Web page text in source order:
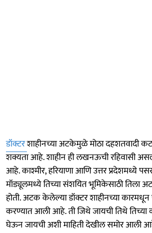
डॉक्टरशाहीनच्या अटकेमुळे मोठा दहशतवादी
शक्यता आहे. शाहीन ही लखनऊची रहिवासी
आहे. काश्मीर, हरियाणा आणि उत्तर प्रदेशमध्ये
मॉड्यूलमध्ये तिच्या संशयित भूमिकेसाठी तिला
होती. अटक केलेल्या डॉक्टर शाहीनच्या
करण्यात आली आहे. ती जिथे जायची तिथे
घेऊन जायची अशी माहिती देखील समोर आली